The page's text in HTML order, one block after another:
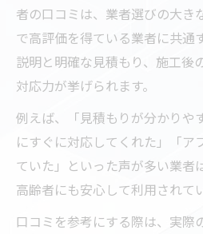
者の口コミは、業者選びの大き
で高評価を得ている業者に共通
説明と明確な見積もり、施工後
対応力が挙げられます。
例えば、「見積もりが分かりや
にすぐに対応してくれた」「ア
ていた」といった声が多い業者
高齢者にも安心して利用されて
口コミを参考にする際は、実際